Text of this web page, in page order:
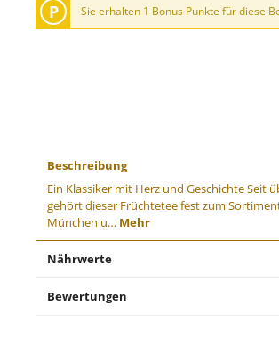
P Sie erhalten 1 Bonus Punkte für diese
Beschreibung
Ein Klassiker mit Herz und Geschichte Seit
gehört dieser Früchtetee fest zum
München u… Mehr
Nährwerte
Bewertungen